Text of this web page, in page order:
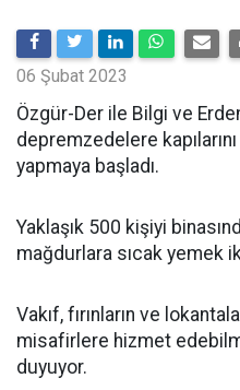
06 Şubat 2023
Özgür-Der ile Bilgi ve
depremzedelere
yapmaya başladı.
Yaklaşık 500 kişiyi
mağdurlara sıcak yemek
Vakıf, fırınların ve
misafirlere hizmet
duyuyor.